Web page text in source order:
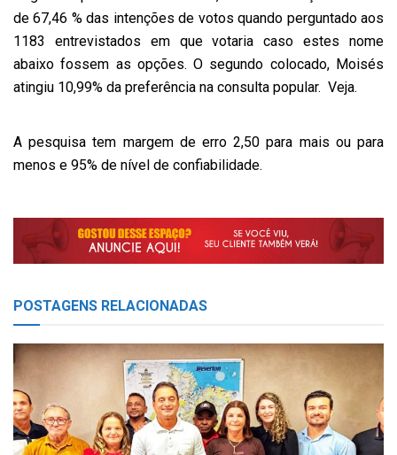
de 67,46 % das intenções de votos quando perguntado aos
1183 entrevistados em que votaria caso estes nome
abaixo fossem as opções. O segundo colocado, Moisés
atingiu 10,99% da preferência na consulta popular. Veja.
A pesquisa tem margem de erro 2,50 para mais ou para
menos e 95% de nível de confiabilidade.
POSTAGENS RELACIONADAS